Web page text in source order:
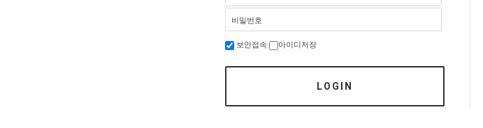
비밀번호
LOGIN
보안접속 아이디저장